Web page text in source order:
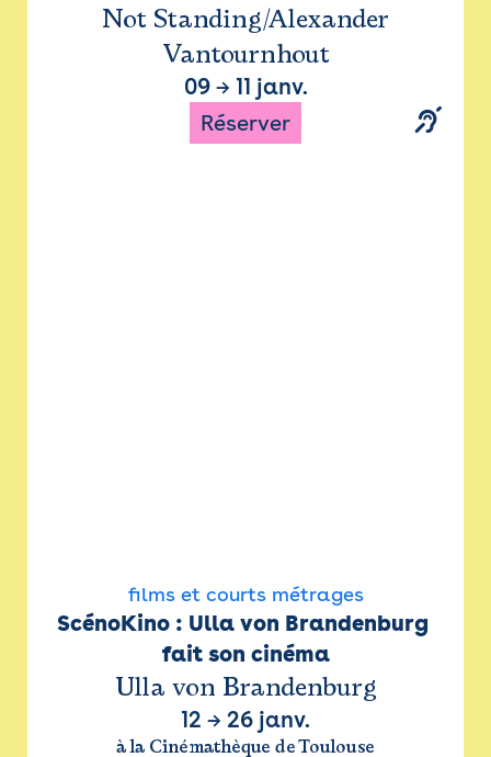
Not Standing/Alexander
Vantournhout
09→ 11 janv.
Réserver
films et courts métrages
ScénoKino : Ulla von Brandenburg
fait son cinéma
Ulla von Brandenburg
12 → 26 janv.
à la Cinémathèque de Toulouse